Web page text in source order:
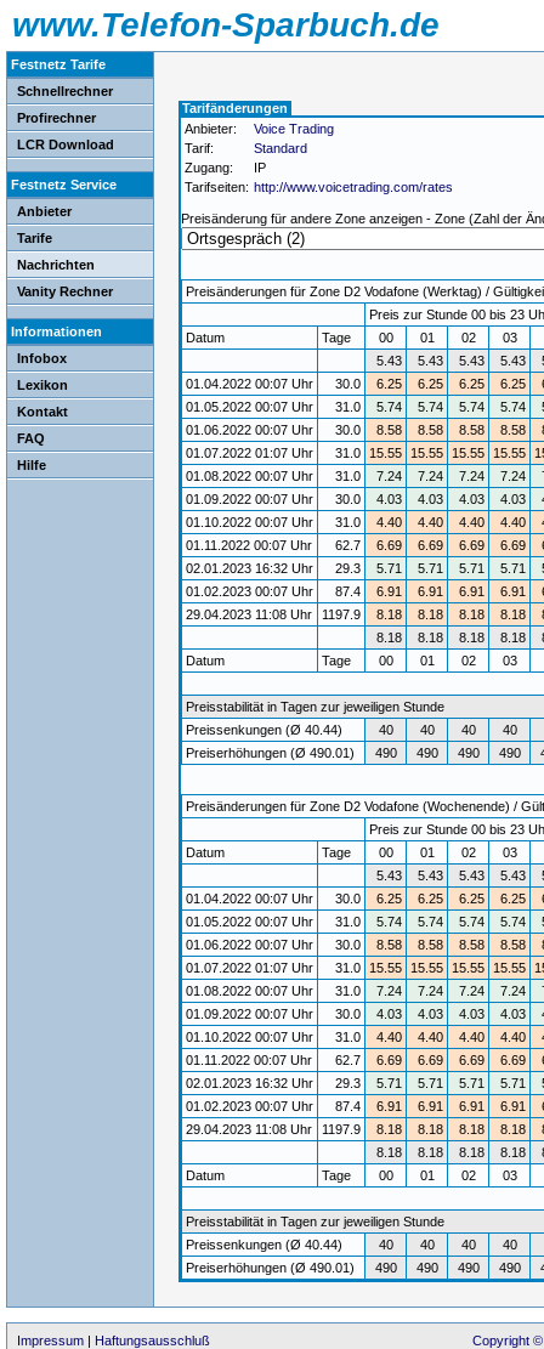
www.Telefon-Sparbuch.de
Festnetz Tarife
Schnellrechner
Profirechner
LCR Download
Festnetz Service
Anbieter
Tarife
Nachrichten
Vanity Rechner
Informationen
Infobox
Lexikon
Kontakt
FAQ
Hilfe
Tarifänderungen
Anbieter:
Voice Trading
Tarif:
Standard
Zugang:
IP
Tarifseiten: http://www.voicetrading.com/rates
Preisänderung für andere Zone anzeigen - Zone (Zahl der
Preisänderungen für Zone D2 Vodafone (Werktag) /
Preis zur Stunde 00 bis 23
Datum
Tage 00 01 02 03
5.43
5.43 5.43 5.43
01.04.2022 00:07 Uhr
30.0 6.25 6.25 6.25 6.25
01.05.2022 00:07 Uhr
31.0 5.74 5.74 5.74 5.74
01.06.2022 00:07 Uhr
30.0 8.58 8.58 8.58 8.58
01.07.2022 01:07 Uhr
31.0 15.55 15.55 15.55 15.55
01.08.2022 00:07 Uhr
31.0 7.24 7.24 7.24 7.24
01.09.2022 00:07 Uhr
30.0 4.03 4.03 4.03 4.03
01.10.2022 00:07 Uhr
31.0 4.40 4.40 4.40 4.40
01.11.2022 00:07 Uhr
62.7 6.69 6.69 6.69 6.69
02.01.2023 16:32 Uhr
29.3 5.71 5.71 5.71 5.71
01.02.2023 00:07 Uhr
87.4 6.91 6.91 6.91 6.91
29.04.2023 11:08 Uhr
1197.9 8.18 8.18 8.18 8.18
8.18
8.18 8.18 8.18
Datum
Tage 00 01 02 03
Preisstabilität in Tagen zur jeweiligen Stunde
Preissenkungen (Ø 40.44)
40 40 40 40
Preiserhöhungen (Ø 490.01)
490 490 490 490
Preisänderungen für Zone D2 Vodafone (Wochenende) /
Preis zur Stunde 00 bis 23
Datum
Tage 00 01 02 03
5.43
5.43 5.43 5.43
01.04.2022 00:07 Uhr
30.0 6.25 6.25 6.25 6.25
01.05.2022 00:07 Uhr
31.0 5.74 5.74 5.74 5.74
01.06.2022 00:07 Uhr
30.0 8.58 8.58 8.58 8.58
01.07.2022 01:07 Uhr
31.0 15.55 15.55 15.55 15.55
01.08.2022 00:07 Uhr
31.0 7.24 7.24 7.24 7.24
01.09.2022 00:07 Uhr
30.0 4.03 4.03 4.03 4.03
01.10.2022 00:07 Uhr
31.0 4.40 4.40 4.40 4.40
01.11.2022 00:07 Uhr
62.7 6.69 6.69 6.69 6.69
02.01.2023 16:32 Uhr
29.3 5.71 5.71 5.71 5.71
01.02.2023 00:07 Uhr
87.4 6.91 6.91 6.91 6.91
29.04.2023 11:08 Uhr
1197.9 8.18 8.18 8.18 8.18
8.18
8.18 8.18 8.18
Datum
Tage 00 01 02 03
Preisstabilität in Tagen zur jeweiligen Stunde
Preissenkungen (Ø 40.44)
40 40 40 40
Preiserhöhungen (Ø 490.01)
490 490 490 490
Impressum | Haftungsausschluß Copyright ©